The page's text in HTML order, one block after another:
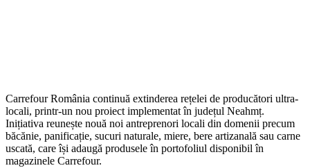
Carrefour România continuă extinderea rețelei de producători ultra-
locali, printr-un nou proiect implementat în județul Neahmț.
Inițiativa reunește nouă noi antreprenori locali din domenii precum
băcănie, panificație, sucuri naturale, miere, bere artizanală sau carne
uscată, care își adaugă produsele în portofoliul disponibil în
magazinele Carrefour.